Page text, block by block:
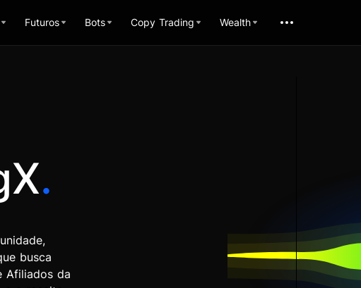
Futuros Bots Copy Trading Wealth
.
busca
Afiliados da